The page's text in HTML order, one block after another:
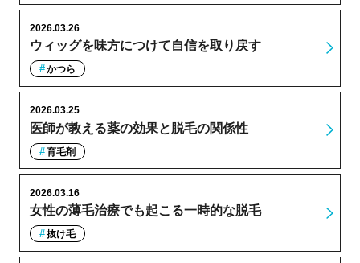
ウィッグを味方につけて自信を取り戻す
2026.03.26
かつら
医師が教える薬の効果と脱毛の関係性
2026.03.25
育毛剤
女性の薄毛治療でも起こる一時的な脱毛
2026.03.16
抜け毛